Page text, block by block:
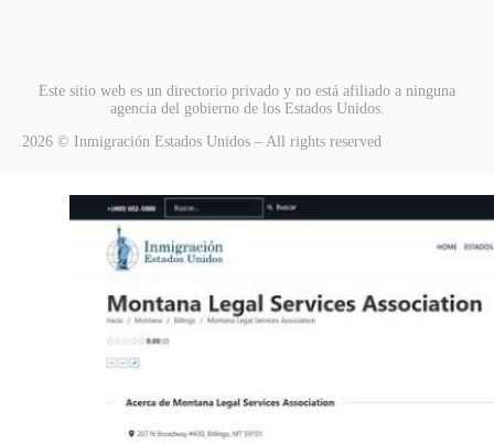
Este sitio web es un directorio privado y no está afiliado a ninguna
agencia del gobierno de los Estados Unidos.
2026 © Inmigración Estados Unidos – All rights reserved